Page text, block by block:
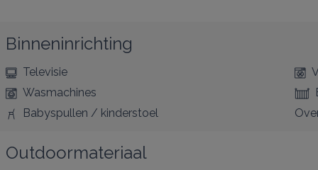
Binneninrichting
Televisie
Wasmachines
Babyspullen / kinderstoel
Outdoormateriaal